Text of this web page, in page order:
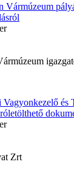
Vármúzeum
és
Zrt